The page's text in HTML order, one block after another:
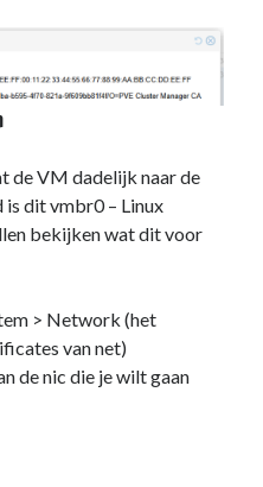
de VM dadelijk naar de
is dit vmbr0 – Linux
bekijken wat dit voor
> Network (het
van net)
de nic die je wilt gaan